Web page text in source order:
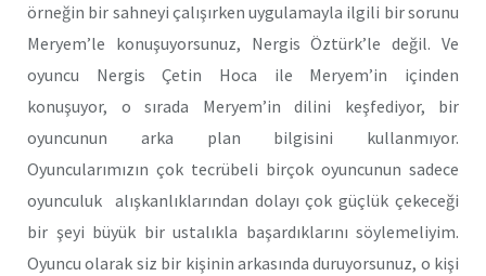
örneğin bir sahneyi çalışırken uygulamayla ilgili bir sorunu
Meryem’le konuşuyorsunuz, Nergis Öztürk’le değil. Ve
oyuncu Nergis Çetin Hoca ile Meryem’in içinden
konuşuyor, o sırada Meryem’in dilini keşfediyor, bir
oyuncunun arka plan bilgisini kullanmıyor.
Oyuncularımızın çok tecrübeli birçok oyuncunun sadece
oyunculuk alışkanlıklarından dolayı çok güçlük çekeceği
bir şeyi büyük bir ustalıkla başardıklarını söylemeliyim.
Oyuncu olarak siz bir kişinin arkasında duruyorsunuz, o kişi